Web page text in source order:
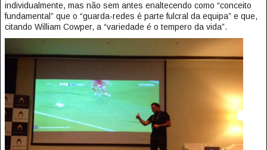
individualmente, mas não sem antes enaltecendo como “conceito
fundamental” que o “guarda-redes é parte fulcral da equipa” e que,
citando William Cowper, a “variedade é o tempero da vida”.